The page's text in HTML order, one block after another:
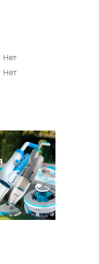
Нет
Нет